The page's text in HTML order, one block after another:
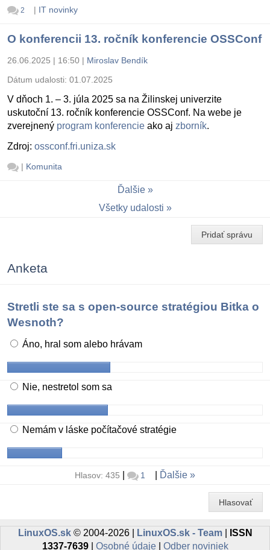
2 | IT novinky
O konferencii 13. ročník konferencie OSSConf
26.06.2025 | 16:50 | Miroslav Bendík
Dátum udalosti: 01.07.2025
V dňoch 1. – 3. júla 2025 sa na Žilinskej univerzite
uskutoční 13. ročník konferencie OSSConf. Na webe je
zverejnený program konferencie ako aj zborník.
Zdroj: ossconf.fri.uniza.sk
| Komunita
Ďalšie
Všetky udalosti
Pridať správu
Anketa
Stretli ste sa s open-source stratégiou Bitka o
Wesnoth?
Áno, hral som alebo hrávam
Nie, nestretol som sa
Nemám v láske počítačové stratégie
Hlasov: 435 1 Ďalšie
Hlasovať
LinuxOS.sk© 2004-2026 | LinuxOS.sk - Team|
ISSN
1337-7639| Osobné údaje| Odber noviniek